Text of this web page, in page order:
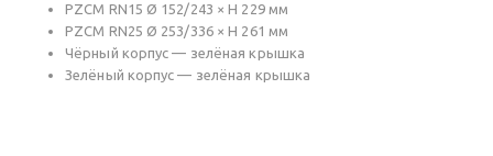
PZCM RN15 Ø 152/243 × H 229 мм
PZCM RN25 Ø 253/336 × H 261 мм
Чёрный корпус — зелёная крышка
Зелёный корпус — зелёная крышка